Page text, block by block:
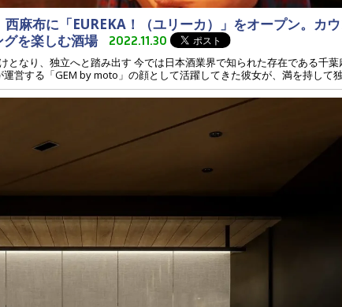
麻布に「EUREKA！（ユリーカ）」をオープン。カ
を楽しむ酒場
2022.11.30
となり、独立へと踏み出す 今では日本酒業界で知られた存在である千
営する「GEM by moto」の顔として活躍してきた彼女が、満を持して独